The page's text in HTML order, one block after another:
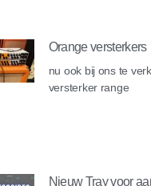
Orange versterkers
nu ook bij ons te
versterker range
Nieuw Tray voor